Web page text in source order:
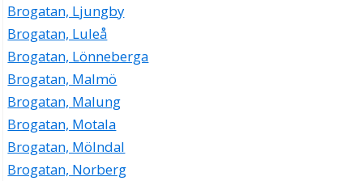
Brogatan, Ljungby
Brogatan, Luleå
Brogatan, Lönneberga
Brogatan, Malmö
Brogatan, Malung
Brogatan, Motala
Brogatan, Mölndal
Brogatan, Norberg